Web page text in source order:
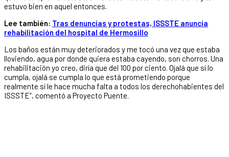
estuvo bien en aquel entonces.
Lee también: Tras denuncias y protestas, ISSSTE anuncia
rehabilitación del hospital de Hermosillo
Los baños están muy deteriorados y me tocó una vez que estaba
lloviendo, agua por donde quiera estaba cayendo, son chorros. Una
rehabilitación yo creo, diría que del 100 por ciento. Ojalá que sí lo
cumpla, ojalá se cumpla lo que está prometiendo porque
realmente sí le hace mucha falta a todos los derechohabientes del
ISSSTE”, comentó a Proyecto Puente.